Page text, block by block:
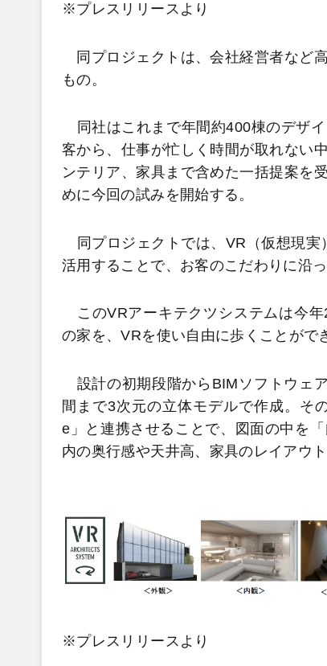
※プレスリリースより
同プロジェクトは、会社経営者など
もの。
同社はこれまで年間約400棟のデザ
客から、仕事が忙しく時間が取れない
ンテリア、家具まで含めた一括提案を
めに今回の試みを開始する。
同プロジェクトでは、VR（仮想現実
活用することで、お客のこだわりに沿
このVRアーキテクツシステムは今
の家を、VRを使い自由に歩くことがで
設計の初期段階からBIMソフトウェ
間まで3次元の立体モデルで作成。そ
e」と連携させることで、図面の中を
内の奥行感や天井高、家具のレイアウ
※プレスリリースより